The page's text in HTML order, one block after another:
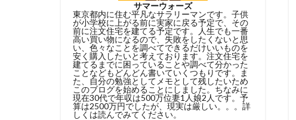
サマーウォーズ
東京都内に住む平凡なサラリーマンです。子供
が小学校に上がる前に実家に戻る予定で、その
前に注文住宅を建てる予定です。人生でも一番
高い買い物になるので、失敗をしたくないと思
い、色々なことを調べてできるだけいいものを
安く購入したいと考えております。注文住宅を
建てるまでに困っていることや調べて分かった
ことなどもどんどん書いていくつもりです。ま
た、自分の勉強としてメモとして残したいため
このブログを始めることにしました。ちなみに
現在30代で年収は500万位妻1人娘2人です。予
算は2500万円でしたが、現実は厳しい。。。詳
しくは読んでみてください。